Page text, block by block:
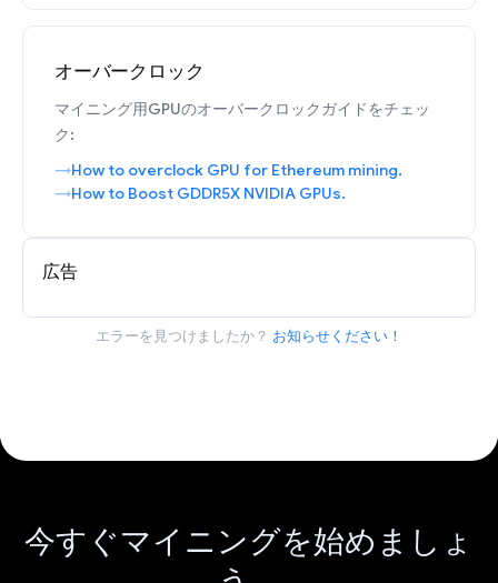
オーバークロック
マイニング用GPUのオーバークロックガイドをチェッ
ク:
How to overclock GPU for Ethereum mining.
How to Boost GDDR5X NVIDIA GPUs.
広告
エラーを見つけましたか？ お知らせください！
今すぐマイニングを始めましょ